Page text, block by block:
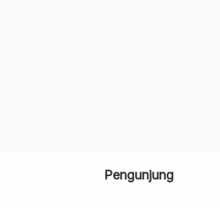
Pengunjung